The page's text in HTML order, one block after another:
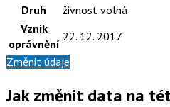
Druh
živnost volná
Vznik
oprávnění
22. 12. 2017
Změnit údaje
Jak změnit data na